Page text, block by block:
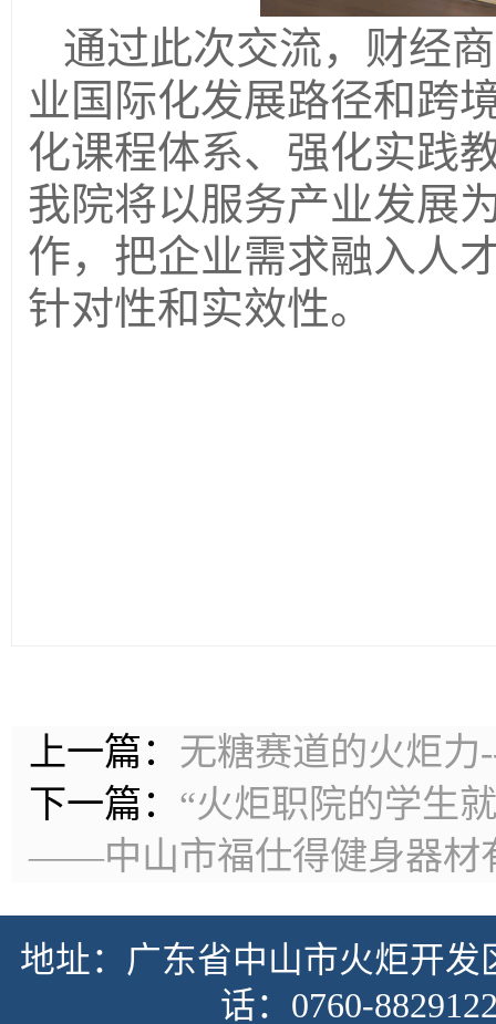
通过此次交流，财经
业国际化发展路径和跨
化课程体系、强化实践
我院将以服务产业发展
作，把企业需求融入人
针对性和实效性。
上一篇： 无糖赛道的火炬
下一篇： “火炬职院的学生
——中山市福仕得健身器材
地址：广东省中山市火炬开
话：0760-